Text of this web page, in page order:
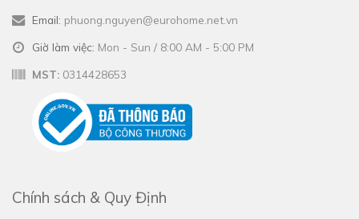
Email: phuong.nguyen@eurohome.net.vn
Giờ làm việc: Mon - Sun / 8:00 AM - 5:00 PM
MST: 0314428653
Chính sách & Quy Định